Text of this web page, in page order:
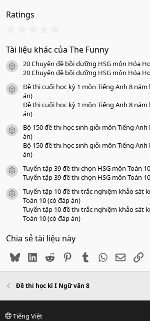
Ratings
0
0
s
a
o
Tài liệu khác của The Funny
icon tài liệu
20 Chuyên đề bồi dưỡng HSG môn Hóa
20 Chuyên đề bồi dưỡng HSG môn Hóa
icon tài liệu
Đề thi cuối học kỳ 1 môn Tiếng Anh 8 năm
án)
Đề thi cuối học kỳ 1 môn Tiếng Anh 8 năm
án)
icon tài liệu
Bộ 150 đề thi học sinh giỏi môn Tiếng Anh
án)
Bộ 150 đề thi học sinh giỏi môn Tiếng Anh
án)
icon tài liệu
Tuyển tập 39 đề thi chọn HSG môn Toán
Tuyển tập 39 đề thi chọn HSG môn Toán
icon tài liệu
Tuyển tập 10 đề thi trắc nghiệm khảo sát
Toán 10 (có đáp án)
Tuyển tập 10 đề thi trắc nghiệm khảo sát
Toán 10 (có đáp án)
Chia sẻ tài liệu này
BlueskyLinkedIn
Reddit PinterestTumblr WhatsApp
Email
Đề thi học kì I Ngữ văn 8
Tiếng Việt